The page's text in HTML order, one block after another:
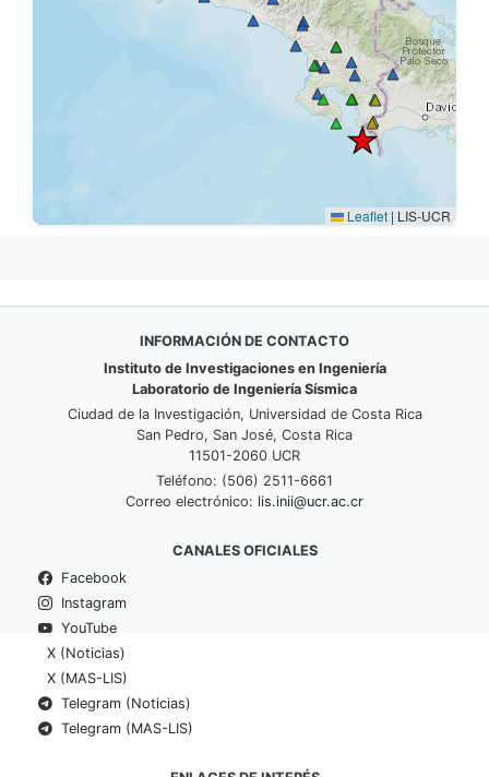
Leaflet | LIS-UCR
INFORMACIÓN DE CONTACTO
Instituto de Investigaciones en Ingeniería
Laboratorio de Ingeniería Sísmica
Ciudad de la Investigación, Universidad de Costa Rica
San Pedro, San José, Costa Rica
11501-2060 UCR
Teléfono: (506) 2511-6661
Correo electrónico: lis.inii@ucr.ac.cr
CANALES OFICIALES
Facebook
Instagram
YouTube
X (Noticias)
X (MAS-LIS)
Telegram (Noticias)
Telegram (MAS-LIS)